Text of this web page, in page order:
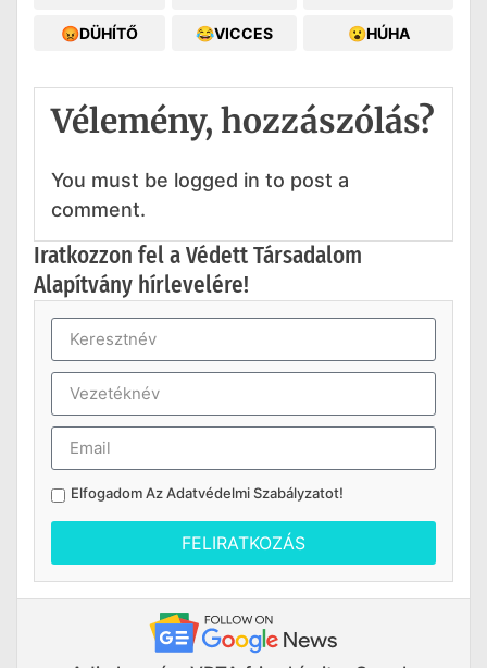
😡DÜHÍTŐ 😂VICCES 😮HÚHA
Vélemény, hozzászólás?
You must be logged in to post a
comment.
Iratkozzon fel a Védett Társadalom
Alapítvány hírlevelére!
Elfogadom AzAdatvédelmi Szabályzatot!
FELIRATKOZÁS